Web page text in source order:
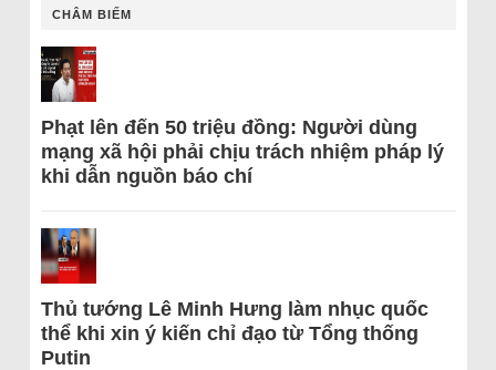
CHÂM BIẾM
Phạt lên đến 50 triệu đồng: Người dùng
mạng xã hội phải chịu trách nhiệm pháp lý
khi dẫn nguồn báo chí
Thủ tướng Lê Minh Hưng làm nhục quốc
thể khi xin ý kiến chỉ đạo từ Tổng thống
Putin